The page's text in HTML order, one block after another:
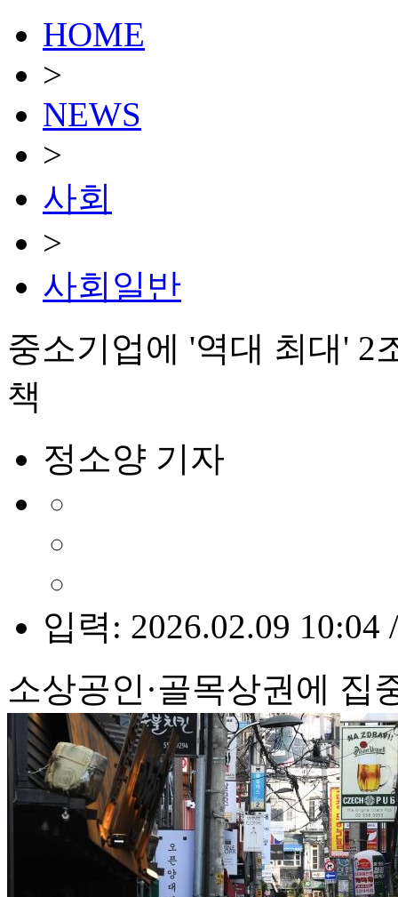
HOME
>
NEWS
>
사회
>
사회일반
중소기업에 '역대 최대'
책
정소양 기자
입력: 2026.02.09 10:04
소상공인·골목상권에